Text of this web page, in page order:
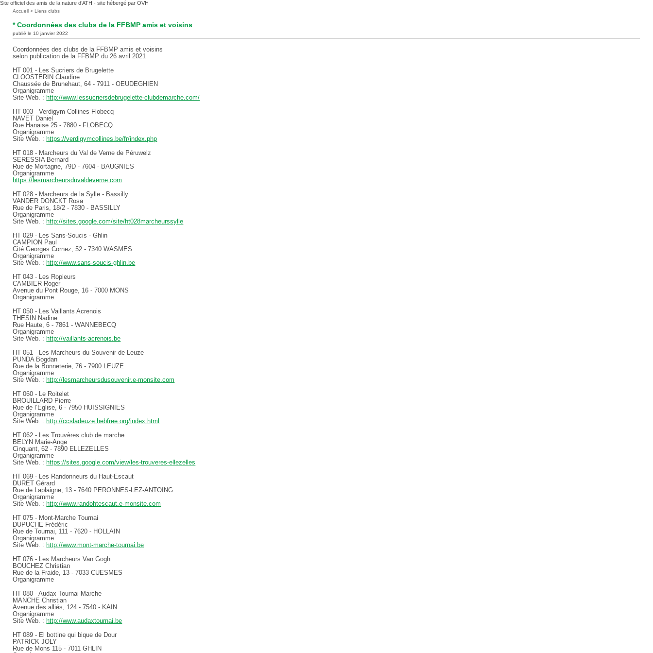
Site officiel des amis de la nature d’ATH - site hébergé par OVH
Vous
ici
:
Accueil >Liens clubs
* Coordonnées des clubs de la FFBMP amis et voisins
publié le 10 janvier 2022
Coordonnées des clubs de la FFBMP amis et voisins
selon publication de la FFBMP du 26 avril 2021
HT 001 - Les Sucriers de Brugelette
CLOOSTERIN Claudine
Chaussée de Brunehaut, 64 - 7911 - OEUDEGHIEN
Organigramme
Site Web. : http://www.lessucriersdebrugelette-clubdemarche.com/
HT 003 - Verdigym Collines Flobecq
NAVET Daniel
Rue Hanaise 25 - 7880 - FLOBECQ
Organigramme
Site Web. : https://verdigymcollines.be/fr/index.php
HT 018 - Marcheurs du Val de Verne de Péruwelz
SERESSIA Bernard
Rue de Mortagne, 79D - 7604 - BAUGNIES
Organigramme
https://lesmarcheursduvaldeverne.com
HT 028 - Marcheurs de la Sylle - Bassilly
VANDER DONCKT Rosa
Rue de Paris, 18/2 - 7830 - BASSILLY
Organigramme
Site Web. : http://sites.google.com/site/ht028marcheurssylle
HT 029 - Les Sans-Soucis - Ghlin
CAMPION Paul
Cité Georges Cornez, 52 - 7340 WASMES
Organigramme
Site Web. : http://www.sans-soucis-ghlin.be
HT 043 - Les Ropieurs
CAMBIER Roger
Avenue du Pont Rouge, 16 - 7000 MONS
Organigramme
HT 050 - Les Vaillants Acrenois
THESIN Nadine
Rue Haute, 6 - 7861 - WANNEBECQ
Organigramme
Site Web. : http://vaillants-acrenois.be
HT 051 - Les Marcheurs du Souvenir de Leuze
PUNDA Bogdan
Rue de la Bonneterie, 76 - 7900 LEUZE
Organigramme
Site Web. : http://lesmarcheursdusouvenir.e-monsite.com
HT 060 - Le Roitelet
BROUILLARD Pierre
Rue de l’Eglise, 6 - 7950 HUISSIGNIES
Organigramme
Site Web. : http://ccsladeuze.hebfree.org/index.html
HT 062 - Les Trouvères club de marche
BELYN Marie-Ange
Cinquant, 62 - 7890 ELLEZELLES
Organigramme
Site Web. : https://sites.google.com/view/les-trouveres-ellezelles
HT 069 - Les Randonneurs du Haut-Escaut
DURET Gérard
Rue de Laplaigne, 13 - 7640 PERONNES-LEZ-ANTOING
Organigramme
Site Web. : http://www.randohtescaut.e-monsite.com
HT 075 - Mont-Marche Tournai
DUPUCHE Frédéric
Rue de Tournai, 111 - 7620 - HOLLAIN
Organigramme
Site Web. : http://www.mont-marche-tournai.be
HT 076 - Les Marcheurs Van Gogh
BOUCHEZ Christian
Rue de la Fraide, 13 - 7033 CUESMES
Organigramme
HT 080 - Audax Tournai Marche
MANCHE Christian
Avenue des alliés, 124 - 7540 - KAIN
Organigramme
Site Web. : http://www.audaxtournai.be
HT 089 - El bottine qui bique de Dour
PATRICK JOLY
Rue de Mons 115 - 7011 GHLIN